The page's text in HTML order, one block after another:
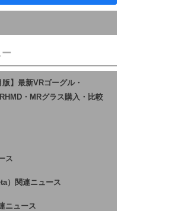
版】最新VRゴーグル・
・MRグラス購入・比較
ス
）関連ニュース
ニュース